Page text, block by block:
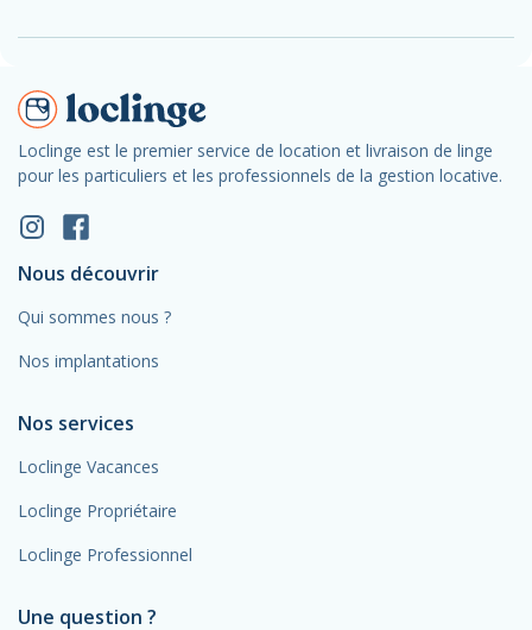
Loclinge est le premier service de location et livraison de linge
pour les particuliers et les professionnels de la gestion locative.
Nous découvrir
Qui sommes nous ?
Nos implantations
Nos services
Loclinge Vacances
Loclinge Propriétaire
Loclinge Professionnel
Une question ?